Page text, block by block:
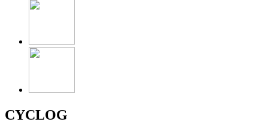
CYCLOG